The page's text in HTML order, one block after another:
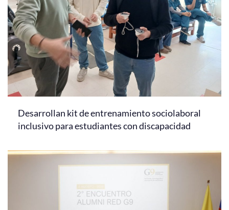
Desarrollan kit de entrenamiento sociolaboral
inclusivo para estudiantes con discapacidad